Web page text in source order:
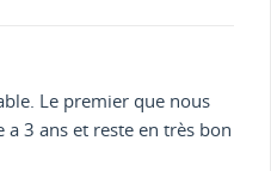
Le premier que nous
3 ans et reste en très bon